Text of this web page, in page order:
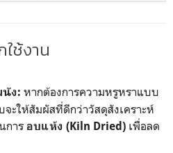
ใช้งาน
นัง: หากต้องการความหรูหราแบบ
จะให้สัมผัสที่ดีกว่าวัสดุสังเคราะห์
การ อบแห้ง (Kiln Dried) เพื่อลด